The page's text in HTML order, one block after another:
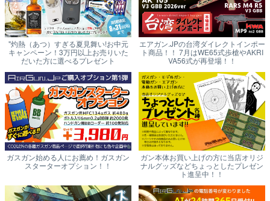
"灼熱（あつ）すぎる夏見舞い!お中元
キャンペーン！3万円以上お売りいた
だいた方に選べるプレゼント
エアガン.JPの台湾ダイレクトインポー
ト商品！！ 7月はWE65式歩槍やAKRI
VA56式が再登場！！
ガスガン始める人にお薦め！ガスガン
スターターオプション！！
ガン本体お買い上げの方に当店オリジ
ナルグッズなどちょっとしたプレゼン
ト進呈中！！